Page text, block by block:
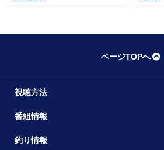
ページTOPへ
視聴方法
番組情報
釣り情報